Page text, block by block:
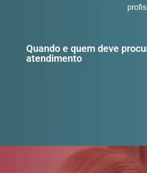
Quando e quem deve
atendimento